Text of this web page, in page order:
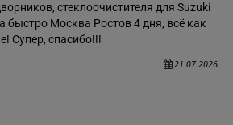
стеклоочистителя для Suzuki
быстро Москва Ростов 4 дня, всё как
Супер, спасибо!!!
21.07.2026